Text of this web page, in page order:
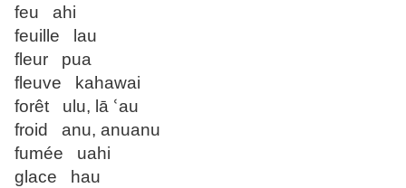
feu ahi
feuille lau
fleur pua
fleuve kahawai
forêt ulu, lā ՙau
froid anu, anuanu
fumée uahi
glace hau